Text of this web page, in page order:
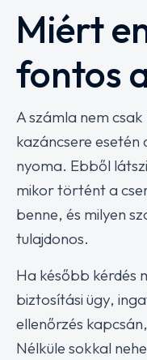
Miért
fontos
A számla nem
kazáncsere esetén
nyoma. Ebből
mikor történt a
benne, és milyen
tulajdonos.
Ha később kérdés
biztosítási ügy,
ellenőrzés
Nélküle sokkal